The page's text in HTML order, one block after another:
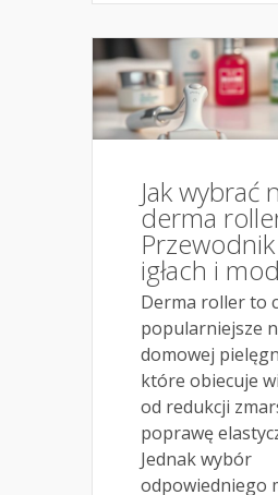
Jak wybrać
derma
igłach i
Derma roller to
popularniejsze
domowej
które obiecuje
od redukcji
poprawę
Jednak wybór
odpowiedniego